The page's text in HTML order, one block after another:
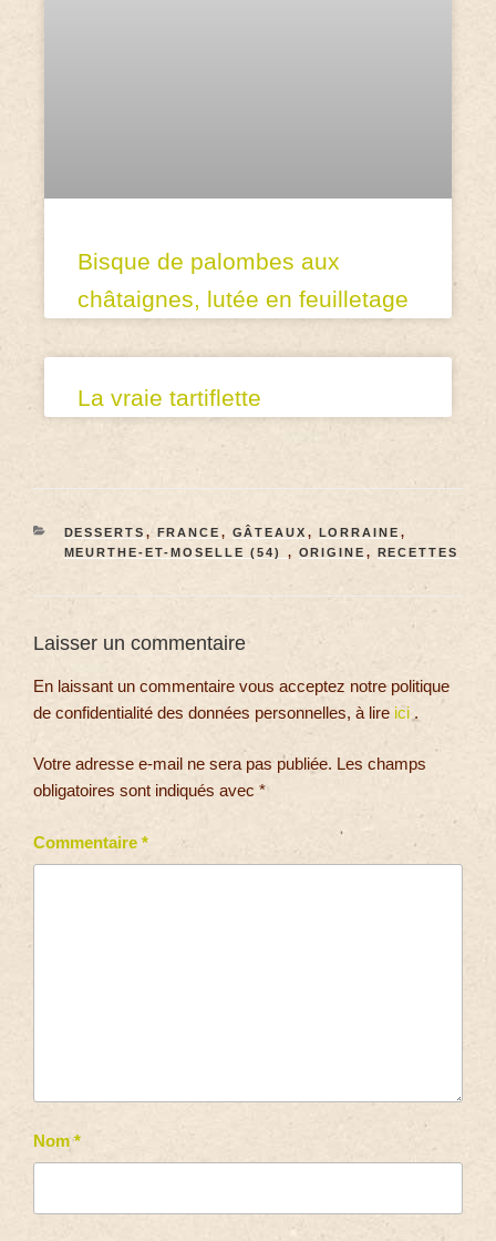
Bisque de palombes aux
châtaignes, lutée en feuilletage
La vraie tartiflette
DESSERTS , FRANCE , GÂTEAUX , LORRAINE ,
MEURTHE-ET-MOSELLE (54) , ORIGINE , RECETTES
Laisser un commentaire
En laissant un commentaire vous acceptez notre politique
de confidentialité des données personnelles, à lire ici .
Votre adresse e-mail ne sera pas publiée. Les champs
obligatoires sont indiqués avec *
Commentaire *
Nom *